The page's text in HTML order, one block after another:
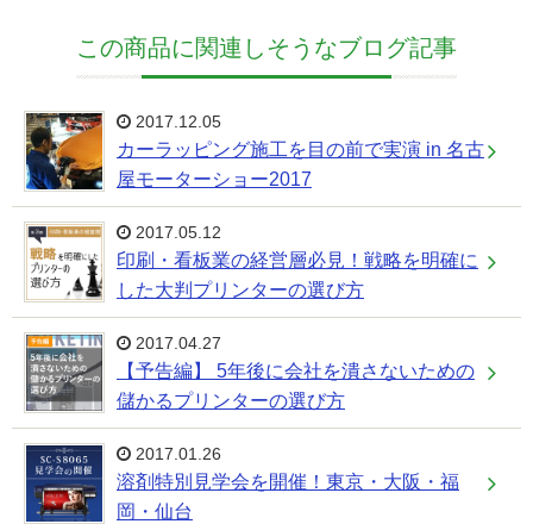
この商品に関連しそうなブログ記事
2017.12.05
カーラッピング施工を目の前で実演 in 名古
屋モーターショー2017
2017.05.12
印刷・看板業の経営層必見！戦略を明確に
した大判プリンターの選び方
2017.04.27
【予告編】 5年後に会社を潰さないための
儲かるプリンターの選び方
2017.01.26
溶剤特別見学会を開催！東京・大阪・福
岡・仙台